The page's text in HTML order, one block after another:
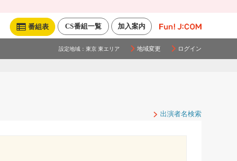
加入案内
CS番組一覧
番組表
設定地域： 東京 東エリア 地域変更 ログイン
出演者名検索